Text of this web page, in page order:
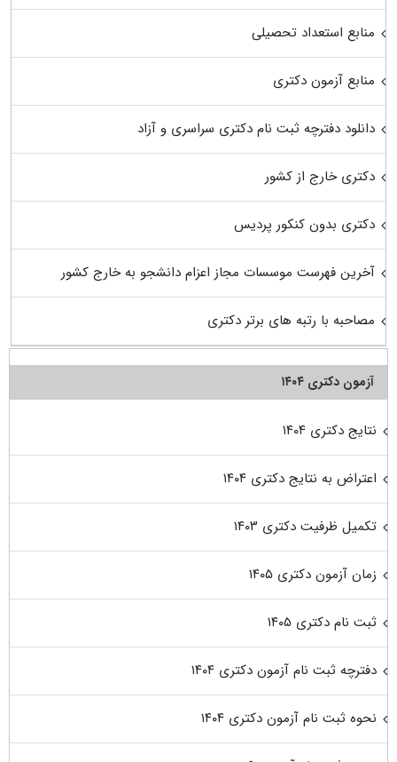
منابع استعداد تحصیلی
منابع آزمون دکتری
دانلود دفترچه ثبت نام دکتری سراسری و آزاد
دکتری خارج از کشور
دکتری بدون کنکور پردیس
آخرین فهرست موسسات مجاز اعزام دانشجو به خارج کشور
مصاحبه با رتبه های برتر دکتری
آزمون دکتری ۱۴۰۴
نتایج دکتری ۱۴۰۴
اعتراض به نتایج دکتری ۱۴۰۴
تکمیل ظرفیت دکتری ۱۴۰۳
زمان آزمون دکتری ۱۴۰۵
ثبت نام دکتری ۱۴۰۵
دفترچه ثبت نام آزمون دکتری ۱۴۰۴
نحوه ثبت نام آزمون دکتری ۱۴۰۴